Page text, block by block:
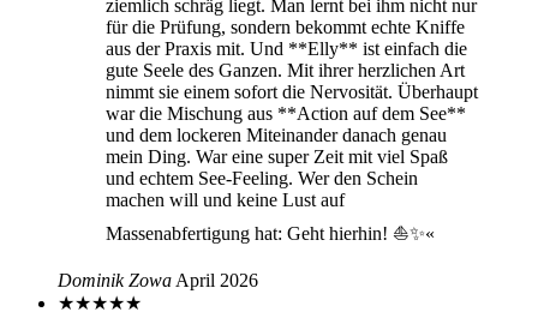
ziemlich schräg liegt. Man lernt bei ihm nicht nur
für die Prüfung, sondern bekommt echte Kniffe
aus der Praxis mit. Und **Elly** ist einfach die
gute Seele des Ganzen. Mit ihrer herzlichen Art
nimmt sie einem sofort die Nervosität. Überhaupt
war die Mischung aus **Action auf dem See**
und dem lockeren Miteinander danach genau
mein Ding. War eine super Zeit mit viel Spaß
und echtem See-Feeling. Wer den Schein
machen will und keine Lust auf
Massenabfertigung hat: Geht hierhin! ⛵✨«
Dominik ZowaApril 2026
★★★★★